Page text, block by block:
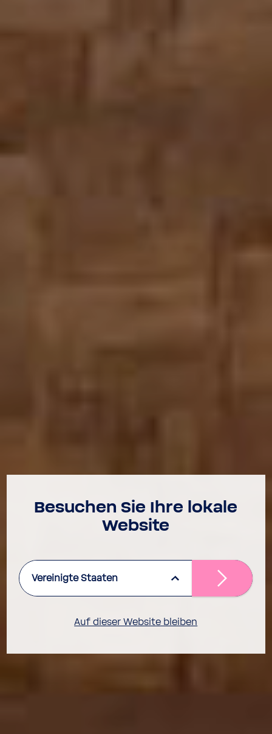
Besu­chen Sie Ihre lokale
Website
Vereinigte Staaten
Auf dieser Website bleiben